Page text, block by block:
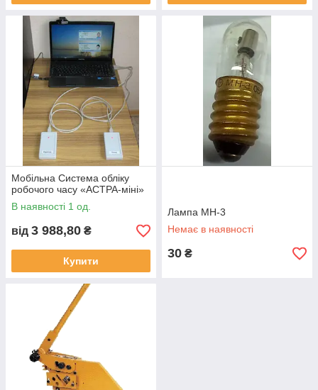
Мобільна Система обліку
робочого часу «АСТРА-міні»
В наявності 1 од.
від 3 988,80 ₴
Купити
Лампа МН-3
Немає в наявності
30 ₴